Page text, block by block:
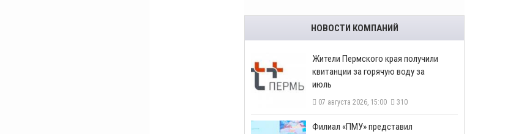
НОВОСТИ КОМПАНИЙ
​Жители Пермского края получили
квитанции за горячую воду за
июль
07 августа 2026, 15:00 310
​Филиал «ПМУ» представил